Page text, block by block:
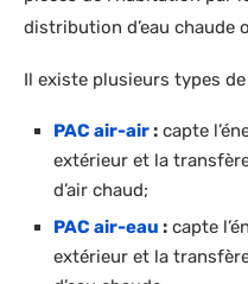
distribution d’eau chaude
Il existe plusieurs types de
PAC air-air: capte
extérieur et la
d’air chaud;
PAC air-eau : capte
extérieur et la